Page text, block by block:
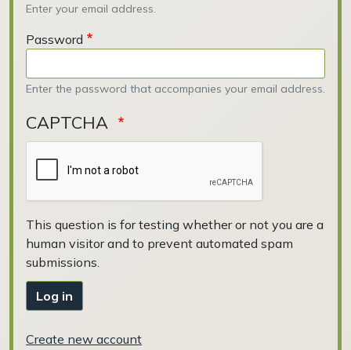
Enter your email address.
Password
Enter the password that accompanies your email address.
CAPTCHA
This question is for testing whether or not you are a
human visitor and to prevent automated spam
submissions.
Log in
Create new account